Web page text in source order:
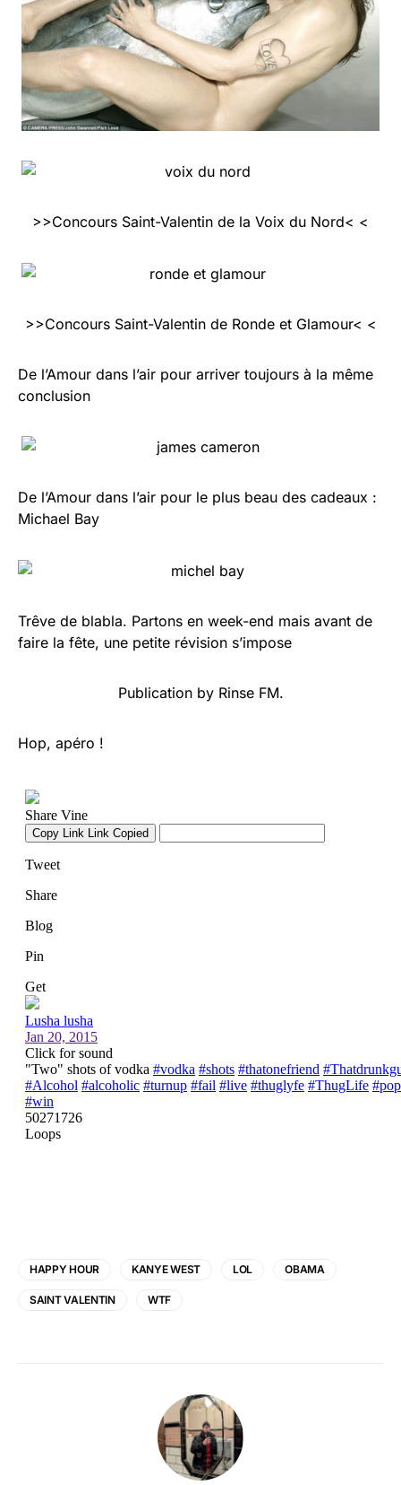
>>Concours Saint-Valentin de la Voix du Nord< <
>>Concours Saint-Valentin de Ronde et Glamour< <
De l’Amour dans l’air pour arriver toujours à la même
conclusion
De l’Amour dans l’air pour le plus beau des cadeaux :
Michael Bay
Trêve de blabla. Partons en week-end mais avant de
faire la fête, une petite révision s’impose
Publicationby Rinse FM.
Hop, apéro !
HAPPY HOUR KANYE WEST LOL OBAMA
SAINT VALENTIN WTF